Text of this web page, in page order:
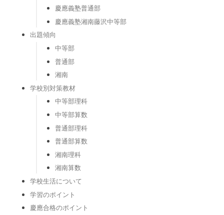
慶應義塾普通部
慶應義塾湘南藤沢中等部
出題傾向
中等部
普通部
湘南
学校別対策教材
中等部理科
中等部算数
普通部理科
普通部算数
湘南理科
湘南算数
学校生活について
学習のポイント
慶應合格のポイント